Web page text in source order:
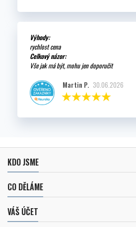
Výhody:
rychlost cena
Celkový názor:
Vše jak má být, mohu jen doporučit
Martin P. 30.06.2026
KDO JSME
CO DĚLÁME
VÁŠ ÚČET